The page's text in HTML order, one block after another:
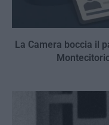
La Camera boccia il